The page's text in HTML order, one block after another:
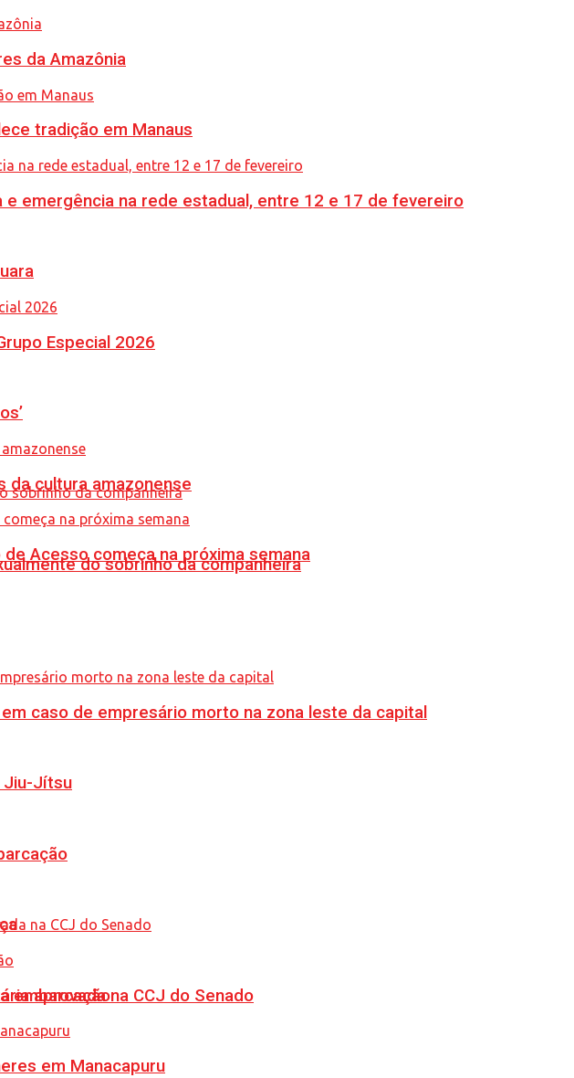
do sobrinho da companheira
aprovada na CCJ do Senado
da Amazônia
tradição em Manaus
emergência na rede estadual, entre 12 e 17 de fevereiro
Especial 2026
da cultura amazonense
Acesso começa na próxima semana
caso de empresário morto na zona leste da capital
Jiu-Jítsu
embarcação
em Manacapuru